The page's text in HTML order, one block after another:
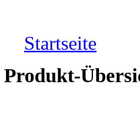
Startseite
Produkt-